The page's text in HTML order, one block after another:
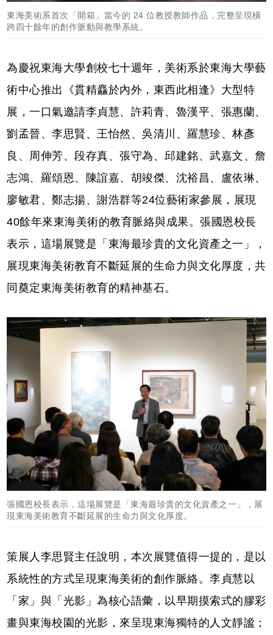
東海美術系首次「開箱」當今的 24 位教授教師作品，完整呈現橫
跨四十餘年的創作脈動與教學系統。
為慶祝東海大學創校七十週年，美術系於東海大學藝
術中心推出《貫精麤於內外，東西此相逢》大型特
展，一口氣邀請李貞慧、許莉青、魯漢平、張惠蘭、
劉孟晉、李思賢、王怡然、吳清川、羅慧珍、林彥
良、周伸芳、段存真、張守為、邱建銘、武嘉文、詹
志鴻、羅頌恩、陳誼嘉、胡竣傑、沈裕昌、盧依琳、
廖敏君、鄭志揚、謝浩群等24位藝術家參展，展現
40餘年來東海美術的教育脈絡與成果。張國恩校長
表示，這場展覽是「東海最珍貴的文化資產之一」，
展現東海美術教育不斷延展的生命力與文化厚度，共
同奠定東海美術教育的精神基石。
張國恩校長表示，這場展覽是「東海最珍貴的文化資產之一」，展
現東海美術教育不斷延展的生命力與文化厚度。
策展人李思賢主任說明，本次展覽值得一提的，是以
系統性的方式呈現東海美術的創作脈絡。李貞慧以
「家」與「光影」為核心語彙，以早期摸索式的膠彩
畫與東海校園的光影，來呈現東海獨特的人文靜謐；